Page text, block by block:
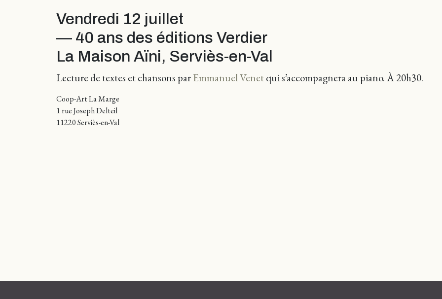
Vendredi 12 juillet
— 40 ans des éditions Verdier
La Maison Aïni, Serviès-en-Val
Lecture de textes et chansons parEmmanuel Venetqui s’accompagnera au piano. À 20h30.
Coop-Art La Marge
1 rue Joseph Delteil
11220 Serviès-en-Val